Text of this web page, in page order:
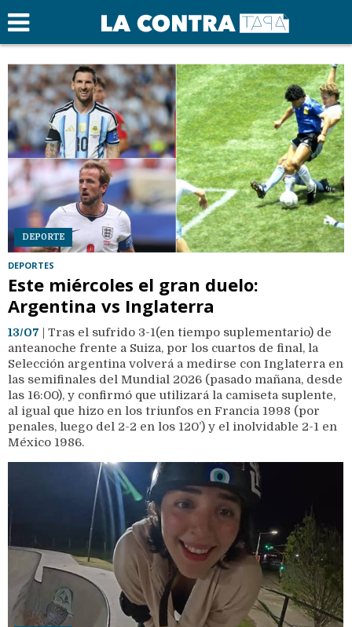
DEPORTE
DEPORTES
Este miércoles el gran duelo:
Argentina vs Inglaterra
13/07 | Tras el sufrido 3-1(en tiempo suplementario) de
anteanoche frente a Suiza, por los cuartos de final, la
Selección argentina volverá a medirse con Inglaterra en
las semifinales del Mundial 2026 (pasado mañana, desde
las 16:00), y confirmó que utilizará la camiseta suplente,
al igual que hizo en los triunfos en Francia 1998 (por
penales, luego del 2-2 en los 120’) y el inolvidable 2-1 en
México 1986.